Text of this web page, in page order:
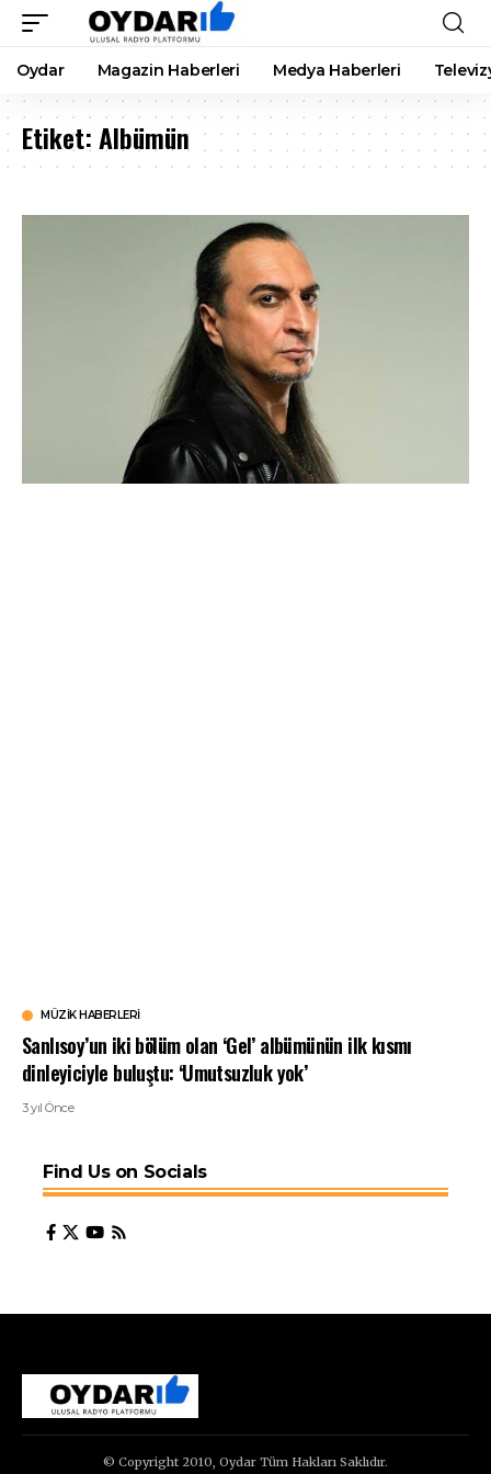
Oydar Magazin Haberleri Medya Haberleri
Etiket:Albümün
MÜZIK HABERLERI
Sanlısoy’un iki bölüm olan ‘Gel’ albümünün ilk kısmı
dinleyiciyle buluştu: ‘Umutsuzluk yok’
3 yıl Önce
Find Us on Socials
© Copyright 2010, Oydar Tüm Hakları Saklıdır.